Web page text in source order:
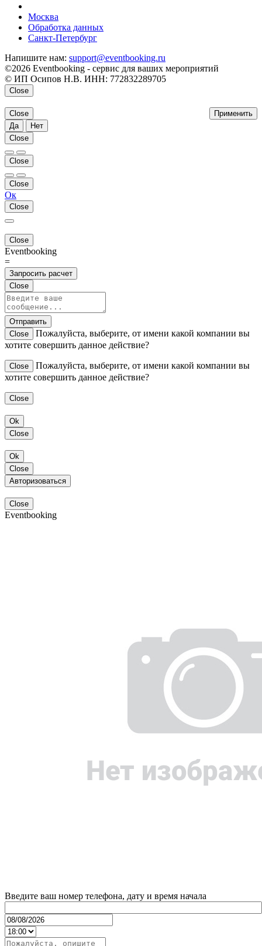
Москва
Обработка данных
Санкт-Петербург
Напишите нам: support@eventbooking.ru
©2026 Eventbooking - сервис для ваших мероприятий
© ИП Осипов Н.В. ИНН: 772832289705
Close
Применить
Close
Да
Нет
Close
Close
Close
Ок
Close
Close
Eventbooking
=
Запросить расчет
Close
Отправить
Close
Пожалуйста, выберите, от имени какой компании вы
хотите совершить данное действие?
Close
Пожалуйста, выберите, от имени какой компании вы
хотите совершить данное действие?
Close
Ok
Close
Ok
Close
Авторизоваться
Close
Eventbooking
Введите ваш номер телефона, дату и время начала